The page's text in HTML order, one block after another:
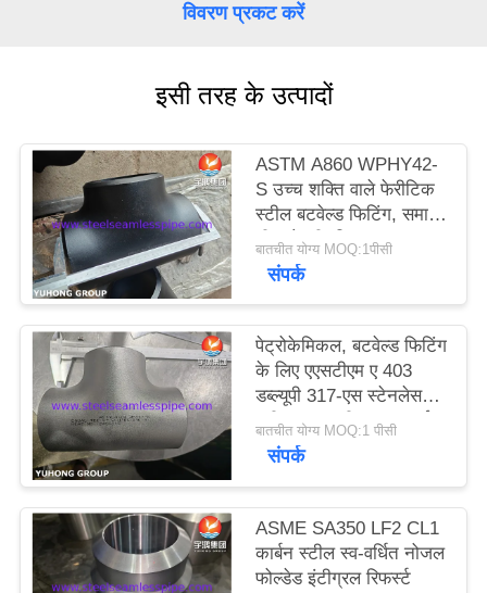
साइटमैप
PRIVACY
POLICY
विवरण प्रकट करें
इसी तरह के उत्पादों
ASTM A860 WPHY42-
S उच्च शक्ति वाले फेरीटिक
स्टील बटवेल्ड फिटिंग, समान
टी, कोहनी, रिड्यूसर,
ASME B16.9
बातचीत योग्य MOQ:1पीसी
संपर्क
पेट्रोकेमिकल, बटवेल्ड फिटिंग
के लिए एएसटीएम ए 403
डब्ल्यूपी 317-एस स्टेनलेस
स्टील समान टी एएनएसआई
बी 169
बातचीत योग्य MOQ:1 पीसी
संपर्क
ASME SA350 LF2 CL1
कार्बन स्टील स्व-वर्धित नोजल
फोल्डेड इंटीग्रल रिफर्स्ट